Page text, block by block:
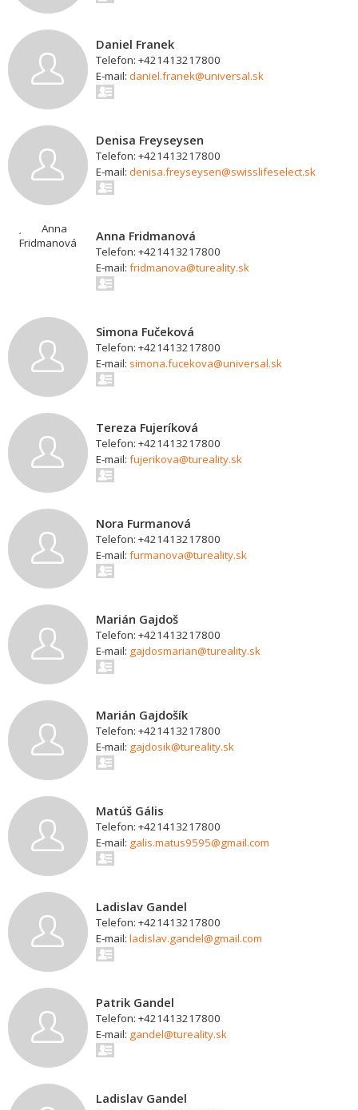
Daniel Franek
Telefon: +421413217800
E-mail: daniel.franek@universal.sk
Denisa Freyseysen
Telefon: +421413217800
E-mail: denisa.freyseysen@swisslifeselect.sk
Anna Fridmanová
Telefon: +421413217800
E-mail: fridmanova@tureality.sk
Simona Fučeková
Telefon: +421413217800
E-mail: simona.fucekova@universal.sk
Tereza Fujeríková
Telefon: +421413217800
E-mail: fujerikova@tureality.sk
Nora Furmanová
Telefon: +421413217800
E-mail: furmanova@tureality.sk
Marián Gajdoš
Telefon: +421413217800
E-mail: gajdosmarian@tureality.sk
Marián Gajdošík
Telefon: +421413217800
E-mail: gajdosik@tureality.sk
Matúš Gális
Telefon: +421413217800
E-mail: galis.matus9595@gmail.com
Ladislav Gandel
Telefon: +421413217800
E-mail: ladislav.gandel@gmail.com
Patrik Gandel
Telefon: +421413217800
E-mail: gandel@tureality.sk
Ladislav Gandel